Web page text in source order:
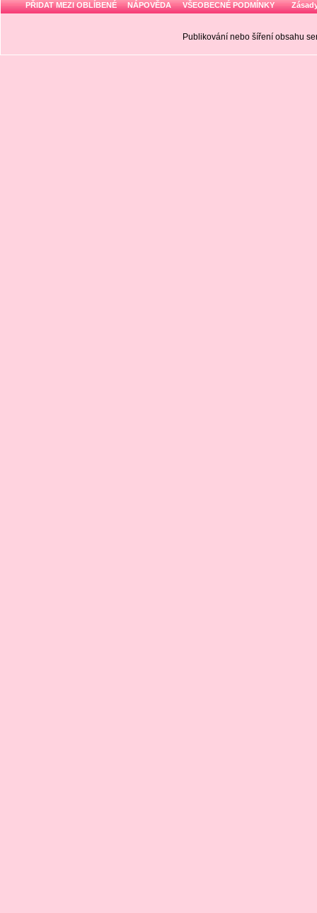
PŘIDAT MEZI OBLÍBENÉ NÁPOVĚDA VŠEOBECNÉ PODMÍNKY
Publikování nebo šíření obsahu